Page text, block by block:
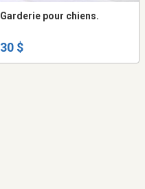
Garderie pour chiens.
30 $